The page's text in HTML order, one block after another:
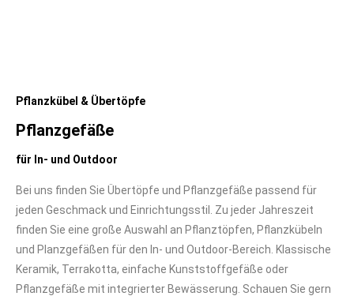
Pflanzkübel & Übertöpfe
Pflanzgefäße
für In- und Outdoor
Bei uns finden Sie Übertöpfe und Pflanzgefäße passend für
jeden Geschmack und Einrichtungsstil. Zu jeder Jahreszeit
finden Sie eine große Auswahl an Pflanztöpfen, Pflanzkübeln
und Planzgefäßen für den In- und Outdoor-Bereich. Klassische
Keramik, Terrakotta, einfache Kunststoffgefäße oder
Pflanzgefäße mit integrierter Bewässerung. Schauen Sie gern